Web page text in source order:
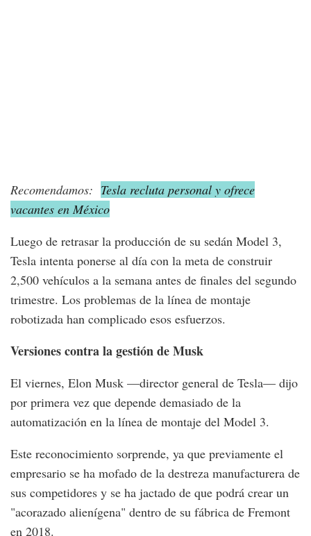
Recomendamos: Tesla recluta personal y ofrece
vacantes en México
Luego de retrasar la producción de su sedán Model 3,
Tesla intenta ponerse al día con la meta de construir
2,500 vehículos a la semana antes de finales del segundo
trimestre. Los problemas de la línea de montaje
robotizada han complicado esos esfuerzos.
Versiones contra la gestión de Musk
El viernes, Elon Musk —director general de Tesla— dijo
por primera vez que depende demasiado de la
automatización en la línea de montaje del Model 3.
Este reconocimiento sorprende, ya que previamente el
empresario se ha mofado de la destreza manufacturera de
sus competidores y se ha jactado de que podrá crear un
"acorazado alienígena" dentro de su fábrica de Fremont
en 2018.